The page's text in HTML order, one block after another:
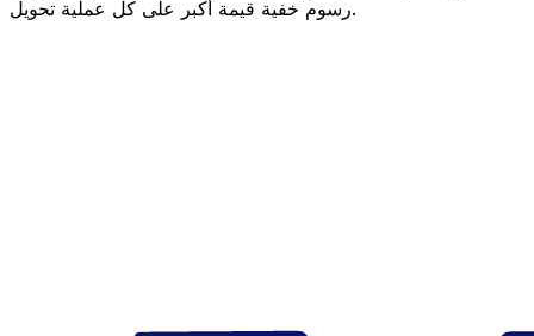
رسوم خفية قيمة أكبر على كل عملية تحويل.